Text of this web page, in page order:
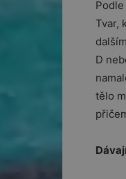
Tvar,
D
tělo